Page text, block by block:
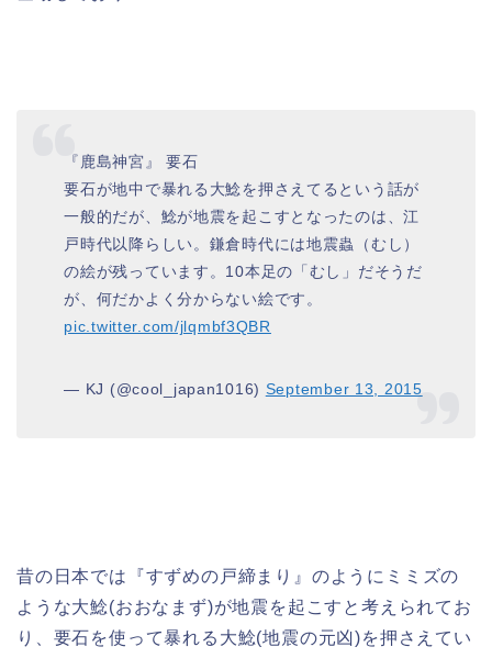
『鹿島神宮』 要石
要石が地中で暴れる大鯰を押さえてるという話が
一般的だが、鯰が地震を起こすとなったのは、江
戸時代以降らしい。鎌倉時代には地震蟲（むし）
の絵が残っています。10本足の「むし」だそうだ
が、何だかよく分からない絵です。
pic.twitter.com/jlqmbf3QBR
— KJ (@cool_japan1016) September 13, 2015
昔の日本では『すずめの戸締まり』のようにミミズの
ような大鯰(おおなまず)が地震を起こすと考えられてお
り、要石を使って暴れる大鯰(地震の元凶)を押さえてい